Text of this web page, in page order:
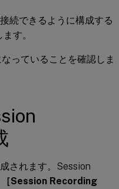
続できるように構成する
す。
っていることを確認しま
されます。Session
［Session Recording